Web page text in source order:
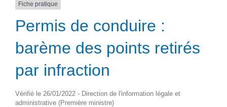
Fiche pratique
Permis de conduire :
barème des points retirés
par infraction
Vérifié le 26/01/2022 - Direction de l'information légale et
administrative (Première ministre)